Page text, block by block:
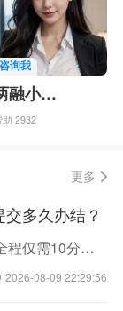
咨询我
两融小嫒经理
助 2932
更多
多久办结？
您拆解下背后的逻辑和实操注意事项。线上...
2026-08-09 22:29:56